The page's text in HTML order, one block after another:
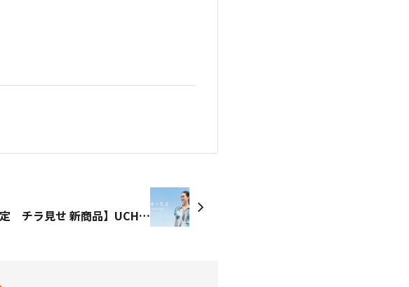
【会員限定 チラ見せ 新商品】UCHINO "2026 Summer Look" アップされました！